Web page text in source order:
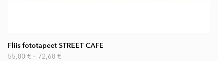
Fliis fototapeet STREET CAFE
55,80 € – 72,68 €